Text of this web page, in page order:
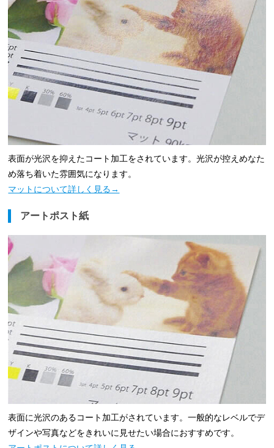
表面が光沢を抑えたコート加工をされています。光沢が控えめなた
め落ち着いた雰囲気になります。
マットについて詳しく見る→
アートポスト紙
表面に光沢のあるコート加工がされています。一般的なレベルでデ
ザインや写真などをきれいに見せたい場合におすすめです。